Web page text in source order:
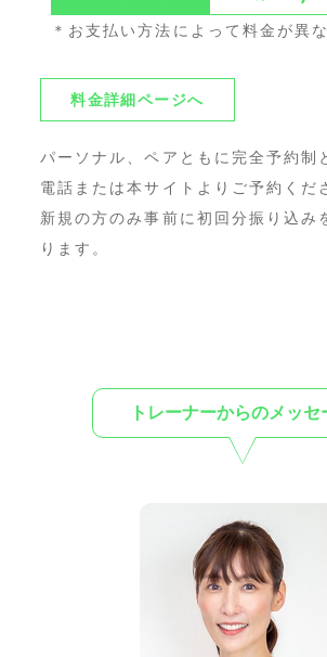
＊お支払い方法によって料金が異
料金詳細ページへ
パーソナル、ペアともに完全予約制
電話または本サイトよりご予約くだ
新規の方のみ事前に初回分振り込み
ります。
トレーナーからのメッセ